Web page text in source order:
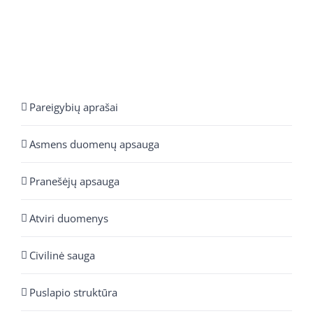
Pareigybių aprašai
Asmens duomenų apsauga
Pranešėjų apsauga
Atviri duomenys
Civilinė sauga
Puslapio struktūra